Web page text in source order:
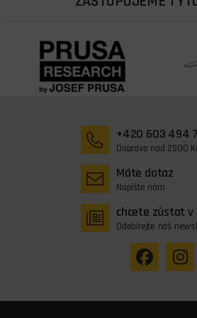
+420 603 494
Doprava nad 2500
Máte dotaz
Napište nám
chcete zůstat v
Odebírejte náš